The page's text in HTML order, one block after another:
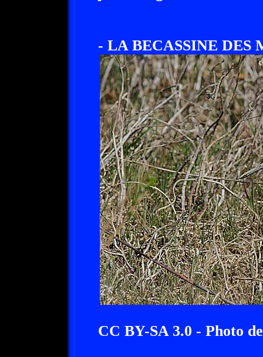
- LA BECASSINE DES
CC BY-SA 3.0 - Photo